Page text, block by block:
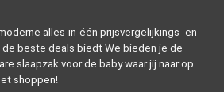
alles-in-één prijsvergelijkings- en
beste deals biedt We bieden je de
slaapzak voor de baby waar jij naar op
shoppen!